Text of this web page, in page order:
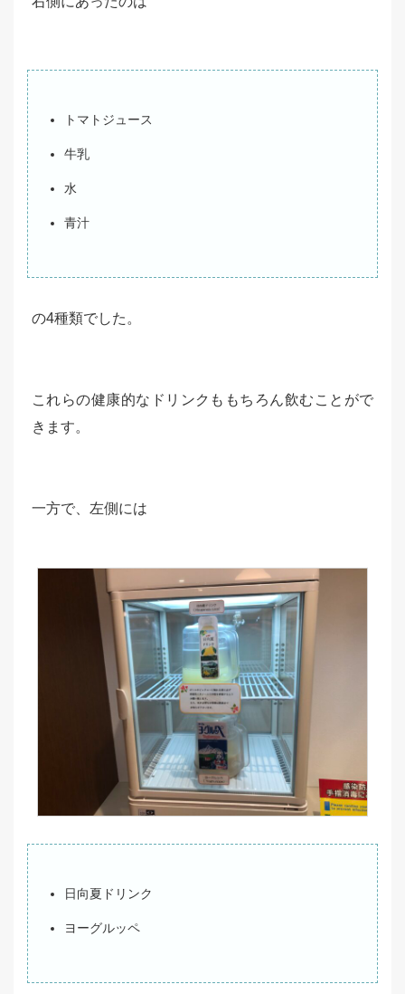
トマトジュース
牛乳
水
青汁
の4種類でした。
これらの健康的なドリンクももちろん飲むことがで
きます。
一方で、左側には
日向夏ドリンク
ヨーグルッペ